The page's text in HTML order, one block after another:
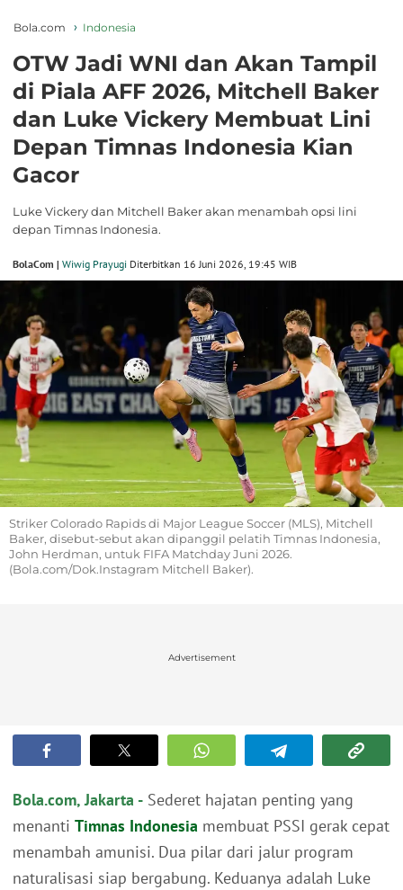
Bola.com Indonesia
OTW Jadi WNI dan Akan Tampil
di Piala AFF 2026, Mitchell Baker
dan Luke Vickery Membuat Lini
Depan Timnas Indonesia Kian
Gacor
Luke Vickery dan Mitchell Baker akan menambah opsi lini
depan Timnas Indonesia.
BolaCom | Wiwig Prayugi Diterbitkan 16 Juni 2026, 19:45 WIB
Striker Colorado Rapids di Major League Soccer (MLS), Mitchell
Baker, disebut-sebut akan dipanggil pelatih Timnas Indonesia,
John Herdman, untuk FIFA Matchday Juni 2026.
(Bola.com/Dok.Instagram Mitchell Baker).
Advertisement
Bola.com, Jakarta - Sederet hajatan penting yang
menanti Timnas Indonesia membuat PSSI gerak cepat
menambah amunisi. Dua pilar dari jalur program
naturalisasi siap bergabung. Keduanya adalah Luke